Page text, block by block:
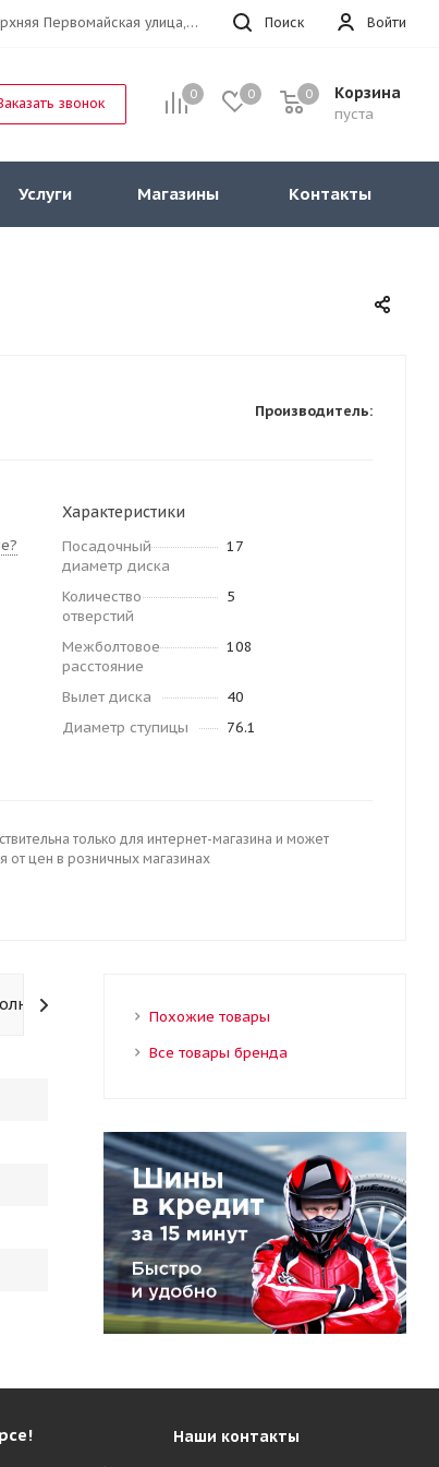
Войти
Поиск
г.Москва, Верхняя Первомайская улица, 47к11 офис 214
0 0 Корзина
пуста
0
звонок
Услуги Магазины Контакты
Производитель:
Характеристики
Посадочный
диаметр диска
17
Количество
отверстий
5
Межболтовое
расстояние
108
Вылет диска
40
Диаметр ступицы
76.1
только для интернет-магазина и может
от цен в розничных магазинах
Похожие товары
Все товары бренда
Наши контакты